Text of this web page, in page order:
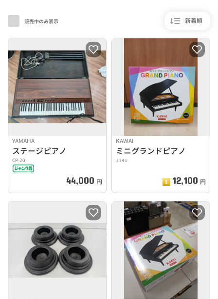
新着順
販売中のみ表示
YAMAHA
ステージピアノ
CP-20
44,000 円
KAWAI
ミニグランドピアノ
1141
12,100 円